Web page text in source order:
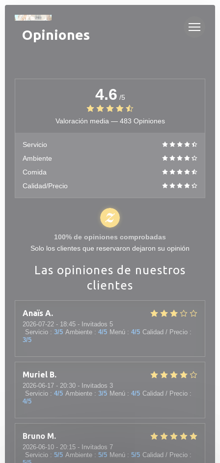
Personalización de sus opciones de cookies
Opiniones
Las opiniones de nuestros
clientes
Anaïs A
2026-07-22 - 18:45 - Invitados 5
Servicio : 3/5 Ambiente : 4/5 Menú : 4/5 Calidad / Precio :
3/5
Muriel B
2026-06-17 - 20:30 - Invitados 3
Servicio : 4/5 Ambiente : 3/5 Menú : 4/5 Calidad / Precio :
4/5
Bruno M
2026-06-10 - 20:15 - Invitados 7
Servicio : 5/5 Ambiente : 5/5 Menú : 5/5 Calidad / Precio :
4.6 /5
Valoración media — 483 Opiniones
Servicio
Ambiente
Comida
Calidad/Precio
100% de opiniones comprobadas
Solo los clientes que reservaron dejaron su opinión